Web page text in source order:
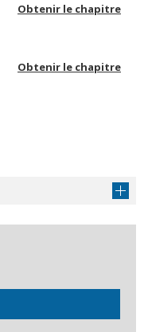
Obtenir le chapitre
Obtenir le chapitre
Obtenir le chapitre
Obtenir le chapitre